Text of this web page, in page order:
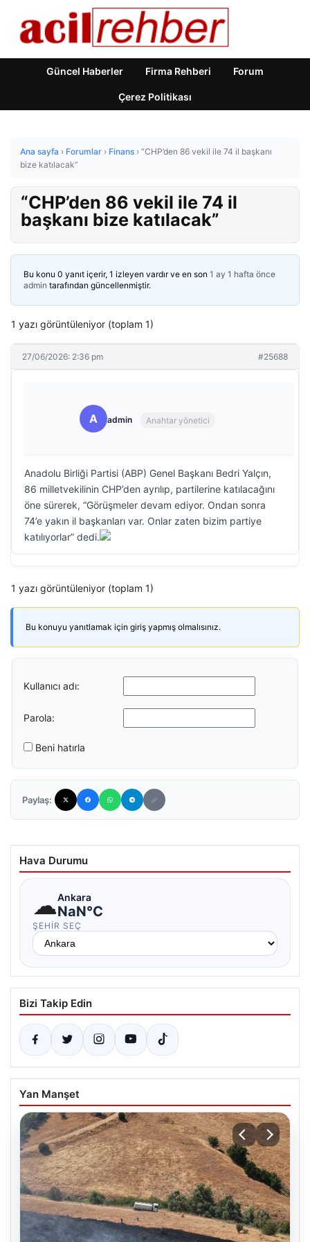
Güncel Haberler Firma Rehberi Forum
Çerez Politikası
Ana sayfa › Forumlar › Finans › “CHP’den 86 vekil ile 74 il başkanı
bize katılacak”
“CHP’den 86 vekil ile 74 il
başkanı bize katılacak”
Bu konu 0 yanıt içerir, 1 izleyen vardır ve en son 1 ay 1 hafta önce
admin tarafından güncellenmiştir.
1 yazı görüntüleniyor (toplam 1)
27/06/2026: 2:36 pm #25688
A admin Anahtar yönetici
Anadolu Birliği Partisi (ABP) Genel Başkanı Bedri Yalçın,
86 milletvekilinin CHP’den ayrılıp, partilerine katılacağını
öne sürerek, “Görüşmeler devam ediyor. Ondan sonra
74’e yakın il başkanları var. Onlar zaten bizim partiye
katılıyorlar” dedi.
1 yazı görüntüleniyor (toplam 1)
Bu konuyu yanıtlamak için giriş yapmış olmalısınız.
Kullanıcı adı:
Parola:
Beni hatırla
Paylaş:
Hava Durumu
☁Ankara
NaN°C
ŞEHIR SEÇ
Bizi Takip Edin
Yan Manşet